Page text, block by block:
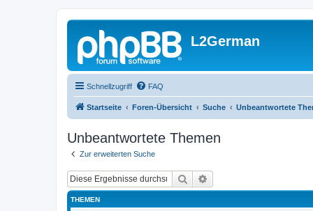
L2German
Schnellzugriff FAQ
Startseite Foren-Übersicht Suche Unbeantwortete
Unbeantwortete Themen
Zur erweiterten Suche
Suche
THEMEN